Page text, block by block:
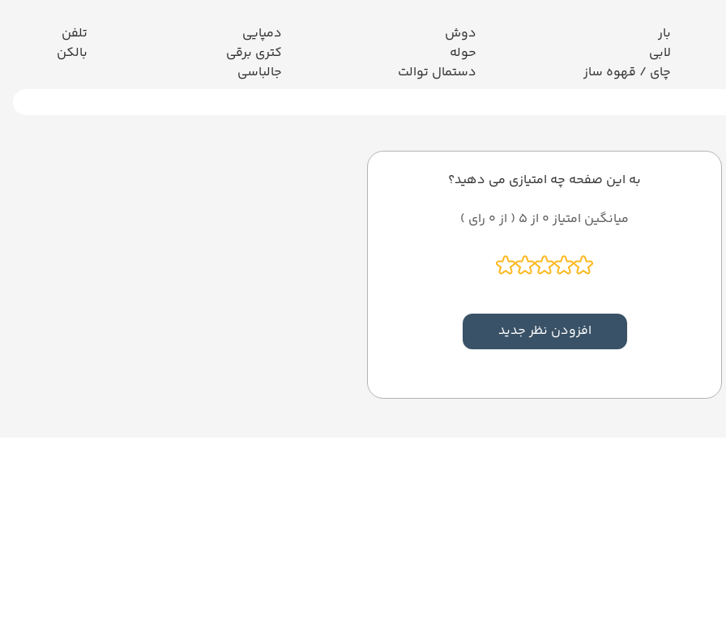
بار
لابی
چای / قهوه ساز
دوش
حوله
دستمال توالت
دمپایی
کتری برقی
جالباسی
تلفن
بالکن
به این صفحه چه امتیازی می دهید؟
میانگین امتیاز 0 از 5 ( از 0 رای )
افزودن نظر جدید